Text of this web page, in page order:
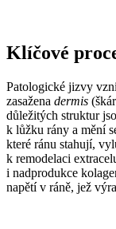
Klíčové
Patologické jizvy
zasažena dermis
důležitých struktur
k lůžku rány a mění
které ránu stahují,
k remodelaci
i nadprodukce
napětí v ráně, jež